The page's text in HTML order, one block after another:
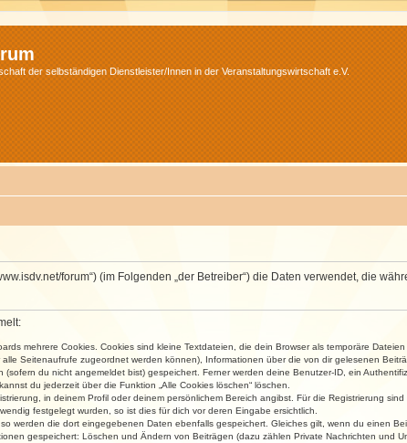
der selbständigen Dienstleister/Innen in der Veranstaltungswirtschaft e.V.
forum“) (im Folgenden „der Betreiber“) die Daten verwendet, die
mehrere Cookies. Cookies sind kleine Textdateien, die dein Browser als temporäre
Seitenaufrufe zugeordnet werden können), Informationen über die von dir gelesenen
du nicht angemeldet bist) gespeichert. Ferner werden deine Benutzer-ID, ein
du jederzeit über die Funktion „Alle Cookies löschen“ löschen.
in deinem Profil oder deinem persönlichem Bereich angibst. Für die Registrierung
festgelegt wurden, so ist dies für dich vor deren Eingabe ersichtlich.
werden die dort eingegebenen Daten ebenfalls gespeichert. Gleiches gilt, wenn du einen
gespeichert: Löschen und Ändern von Beiträgen (dazu zählen Private Nachrichten und